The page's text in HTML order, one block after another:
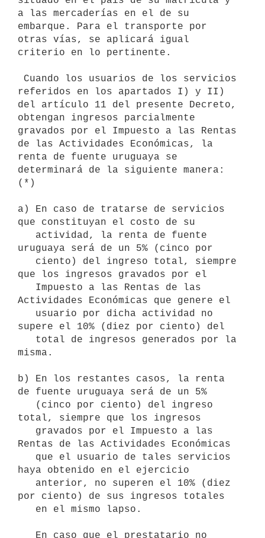
a las mercaderías en el de su
embarque. Para el transporte por
otras vías, se aplicará igual
criterio en lo pertinente.
referidos en los apartados I) y II)
del artículo 11 del presente Decreto,
obtengan ingresos parcialmente
gravados por el Impuesto a las Rentas
de las Actividades Económicas, la
renta de fuente uruguaya se
determinará de la siguiente manera:
(*)
a) En caso de tratarse de servicios
que constituyan el costo de su
uruguaya será de un 5% (cinco por
que los ingresos gravados por el
Actividades Económicas que genere el
supere el 10% (diez por ciento) del
misma.
b) En los restantes casos, la renta
de fuente uruguaya será de un 5%
total, siempre que los ingresos
Rentas de las Actividades Económicas
haya obtenido en el ejercicio
por ciento) de sus ingresos totales